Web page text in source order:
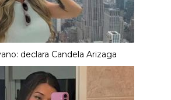
declara Candela Arizaga